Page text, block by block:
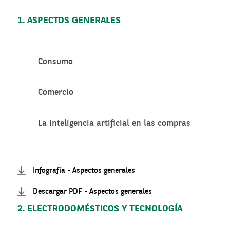
1. ASPECTOS GENERALES
Consumo
Comercio
La inteligencia artificial en las compras
Infografía - Aspectos generales
Descargar PDF - Aspectos generales
2. ELECTRODOMÉSTICOS Y TECNOLOGÍA